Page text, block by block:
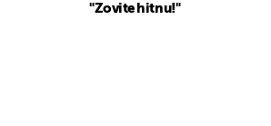
"Zovite hitnu!"